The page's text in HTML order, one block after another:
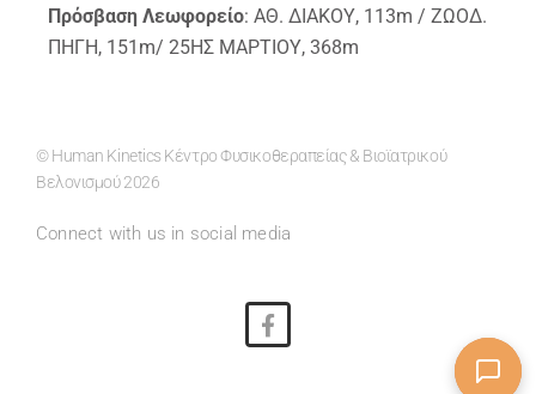
Πρόσβαση Λεωφορείο: ΑΘ. ΔΙΑΚΟΥ, 113m / ΖΩΟΔ.
ΠΗΓΗ, 151m/ 25ΗΣ ΜΑΡΤΙΟΥ, 368m
© Human Kinetics Κέντρο Φυσικοθεραπείας & Βιοϊατρικού
Βελονισμού 2026
Connect with us in social media